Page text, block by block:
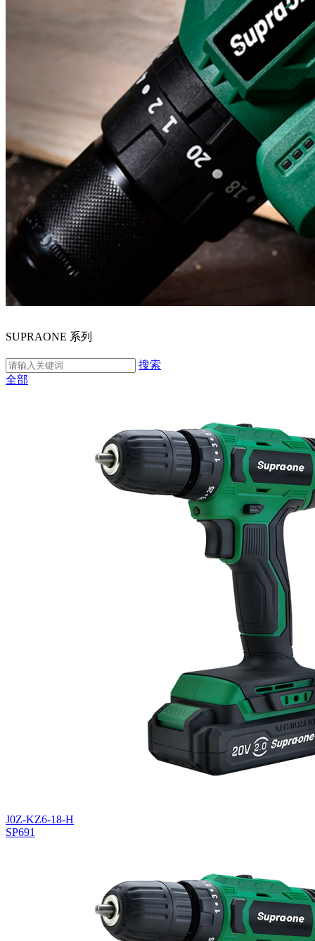
SUPRAONE 系列
搜索
全部
J0Z-KZ6-18-H
SP691